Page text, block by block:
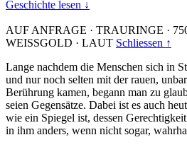
Geschichte lesen ↓
AUF ANFRAGE · TRAURINGE ·
WEISSGOLD · LAUT Schliessen ↑
Lange nachdem die Menschen sich in
und nur noch selten mit der rauen,
Berührung kamen, begann man zu
seien Gegensätze. Dabei ist es auch
wie ein Spiegel ist, dessen
in ihm anders, wenn nicht sogar,